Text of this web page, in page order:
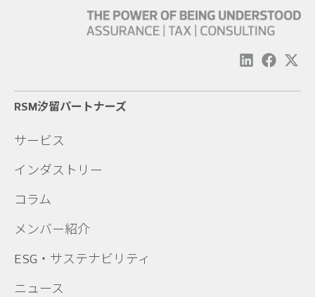
RSM汐留パートナーズ
サービス
インダストリー
コラム
メンバー紹介
ESG・サステナビリティ
ニュース